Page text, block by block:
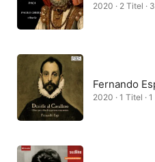
2020 · 2 Titel ·
Fernando
2020 · 1 Titel ·